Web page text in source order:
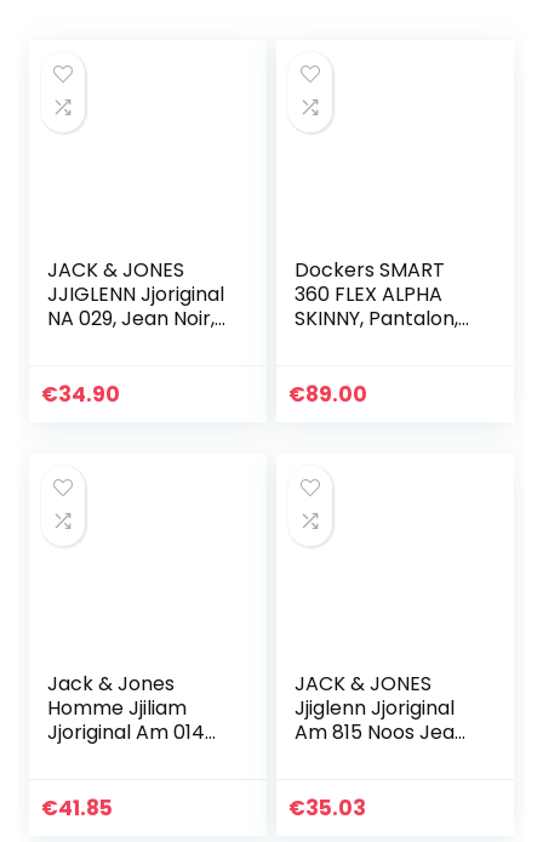
JACK & JONES
JJIGLENN Jjoriginal
NA 029, Jean Noir,
€34.90
Dockers SMART
360 FLEX ALPHA
SKINNY, Pantalon,
€89.00
Jack & Jones
Homme Jjiliam
Jjoriginal Am 014
30L EU
€41.85
JACK & JONES
Jjiglenn Jjoriginal
Am 815 Noos Jeans
30L Homme
€35.03